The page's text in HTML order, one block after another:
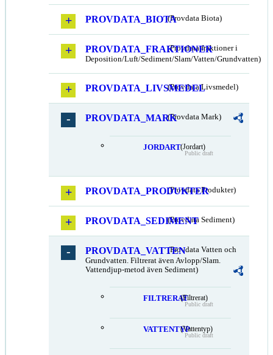
PROVDATA_BIOTA(Provdata Biota)
PROVDATA_FRAKTIONER
(Provdata fraktioner i
Deposition/Luft/Sediment/Slam/Vatten/Grundvatten)
PROVDATA_LIVSMEDEL
(Provdata Livsmedel)
PROVDATA_MARK(Provdata Mark)
JORDART(Jordart)
Public draft
PROVDATA_PRODUKTER
(Provdata Produkter)
PROVDATA_SEDIMENT(Provdata Sediment)
PROVDATA_VATTEN(Provdata Vatten och
Grundvatten. Filtrerat även Avlopp/Slam.
Vattendjup-metod även Sediment)
FILTRERAT(Filtrerat)
Public draft
VATTENTYP(Vattentyp)
Public draft